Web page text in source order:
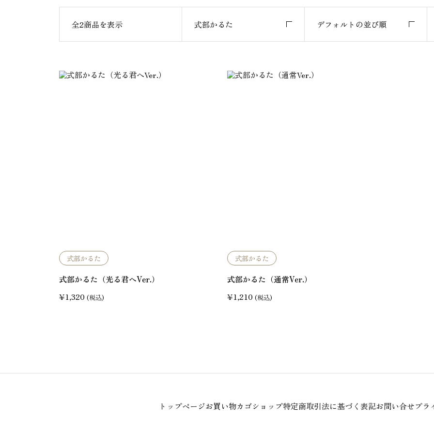
全2商品を表示 式部かるた デフォルトの並び順
式部かるた
式部かるた（光る君へVer.）
¥1,320 (税込)
式部かるた
式部かるた（通常Ver.）
¥1,210 (税込)
トップページお買い物カゴショップ特定商取引法に基づく表記お問い合せプラ